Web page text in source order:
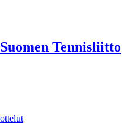
Suomen Tennisliitto